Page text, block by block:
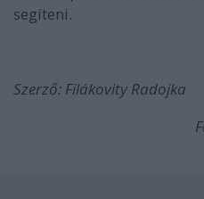
segíteni.
Szerző: Filákovity Radojka